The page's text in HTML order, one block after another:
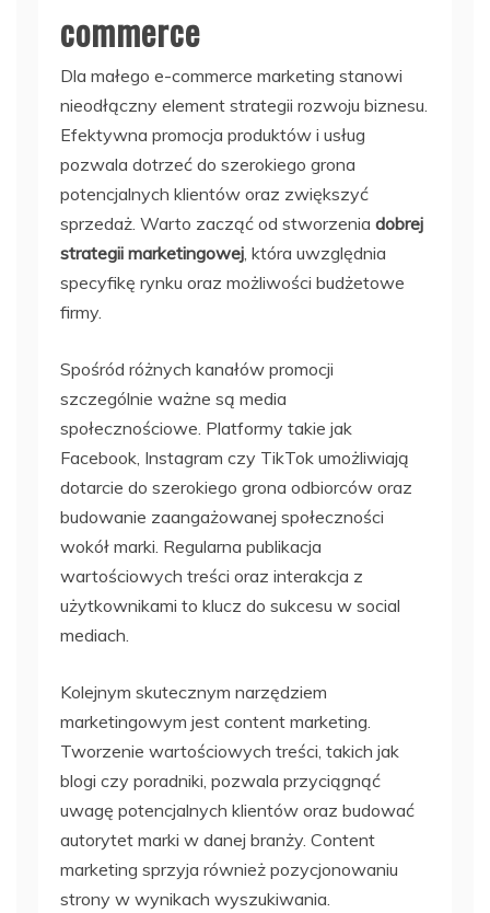
commerce
Dla małego e-commerce marketing stanowi
nieodłączny element strategii rozwoju biznesu.
Efektywna promocja produktów i usług
pozwala dotrzeć do szerokiego grona
potencjalnych klientów oraz zwiększyć
sprzedaż. Warto zacząć od stworzenia dobrej
strategii marketingowej, która uwzględnia
specyfikę rynku oraz możliwości budżetowe
firmy.
Spośród różnych kanałów promocji
szczególnie ważne są media
społecznościowe. Platformy takie jak
Facebook, Instagram czy TikTok umożliwiają
dotarcie do szerokiego grona odbiorców oraz
budowanie zaangażowanej społeczności
wokół marki. Regularna publikacja
wartościowych treści oraz interakcja z
użytkownikami to klucz do sukcesu w social
mediach.
Kolejnym skutecznym narzędziem
marketingowym jest content marketing.
Tworzenie wartościowych treści, takich jak
blogi czy poradniki, pozwala przyciągnąć
uwagę potencjalnych klientów oraz budować
autorytet marki w danej branży. Content
marketing sprzyja również pozycjonowaniu
strony w wynikach wyszukiwania.